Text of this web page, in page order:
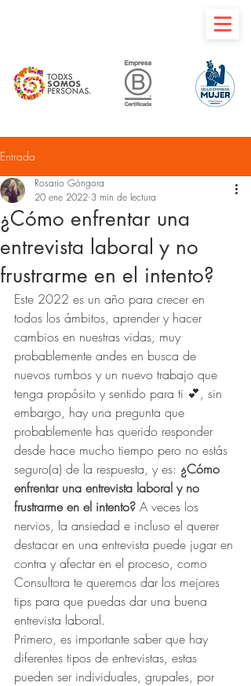
Entrada
¿Cómo enfrentar una
entrevista laboral y no
frustrarme en el intento?
Rosario Góngora
20 ene 2022 3 min de lectura
Este 2022 es un año para crecer en
todos los ámbitos, aprender y hacer
cambios en nuestras vidas, muy
probablemente andes en busca de
nuevos rumbos y un nuevo trabajo que
tenga propósito y sentido para ti 💕, sin
embargo, hay una pregunta que
probablemente has querido responder
desde hace mucho tiempo pero no estás
seguro(a) de la respuesta, y es: ¿Cómo
enfrentar una entrevista laboral y no
frustrarme en el intento? A veces los
nervios, la ansiedad e incluso el querer
destacar en una entrevista puede jugar en
contra y afectar en el proceso, como
Consultora te queremos dar los mejores
tips para que puedas dar una buena
entrevista laboral.
Primero, es importante saber que hay
diferentes tipos de entrevistas, estas
pueden ser individuales, grupales, por